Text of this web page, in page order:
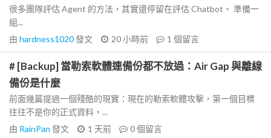
很多團隊評估 Agent 的方法，其實還停留在評估 Chatbot。 準備一
組...
由 hardness1020發文 20 小時前 1 個留言
# [Backup] 當勒索軟體連備份都不放過：Air Gap 與離線
備份是什麼
前面幾篇提過一個殘酷的現實：現在的勒索軟體攻擊，第一個目標
往往不是你的正式資料，...
由 RainPan 發文 1 天前 0個留言